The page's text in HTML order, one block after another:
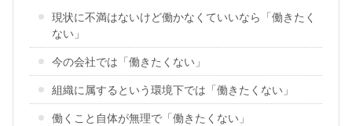
現状に不満はないけど働かなくていいなら「働きたく
ない」
今の会社では「働きたくない」
組織に属するという環境下では「働きたくない」
働くこと自体が無理で「働きたくない」